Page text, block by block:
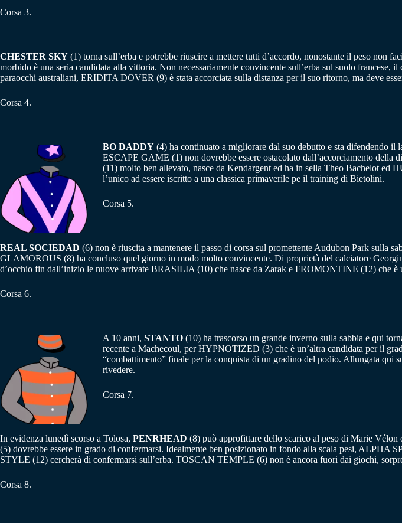
Corsa 3.
CHESTER SKY (1) torna sull’erba e potrebbe riuscire a mettere tutti d’accordo, nonostante il peso
morbido è una seria candidata alla vittoria. Non necessariamente convincente sull’erba sul suolo
paraocchi australiani, ERIDITA DOVER (9) è stata accorciata sulla distanza per il suo ritorno, ma deve
Corsa 4.
BO DADDY (4) ha continuato a migliorare dal suo debutto e sta difendendo
ESCAPE GAME (1) non dovrebbe essere ostacolato dall’accorciamento
(11) molto ben allevato, nasce da Kendargent ed ha in sella Theo Bachelot
l’unico ad essere iscritto a una classica primaverile pe il training di Bietolini.
Corsa 5.
REAL SOCIEDAD (6) non è riuscita a mantenere il passo di corsa sul promettente Audubon Park sulla
GLAMOROUS (8) ha concluso quel giorno in modo molto convincente. Di proprietà del calciatore
d’occhio fin dall’inizio le nuove arrivate BRASILIA (10) che nasce da Zarak e FROMONTINE (12) che è
Corsa 6.
A 10 anni, STANTO (10) ha trascorso un grande inverno sulla sabbia e qui
recente a Machecoul, per HYPNOTIZED (3) che è un’altra candidata per il
“combattimento” finale per la conquista di un gradino del podio. Allungata
rivedere.
Corsa 7.
In evidenza lunedì scorso a Tolosa, PENRHEAD (8) può approfittare dello scarico al peso di Marie
(5) dovrebbe essere in grado di confermarsi. Idealmente ben posizionato in fondo alla scala pesi, ALPHA
STYLE (12) cercherà di confermarsi sull’erba. TOSCAN TEMPLE (6) non è ancora fuori dai giochi,
Corsa 8.